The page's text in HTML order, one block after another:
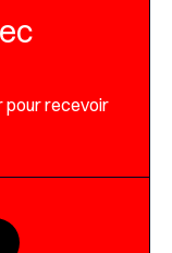
pour recevoir